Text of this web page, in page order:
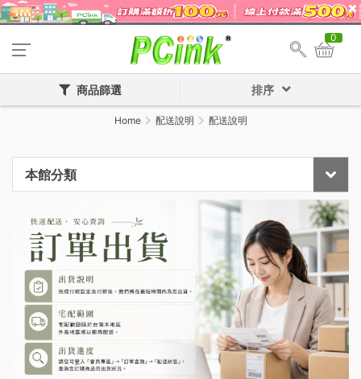
0
商品篩選 排序
Home 配送說明 配送說明
本館分類